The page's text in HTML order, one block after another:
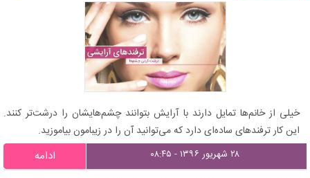
خیلی از خانم‌ها تمایل دارند با آرایش بتوانند چشم‌هایشان را درشت‌تر کنند.
این کار ترفندهای ساده‌ای دارد که می‌توانید آن را در زیبامون بیاموزید.
۲۸ شهریور ۱۳۹۶ - ۰۸:۴۵ ادامه